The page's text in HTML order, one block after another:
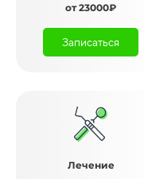
от 23000₽
Записаться
Лечение